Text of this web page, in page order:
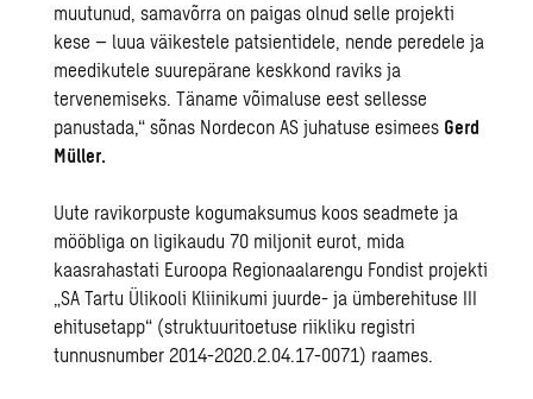
muutunud, samavõrra on paigas olnud selle projekti
kese – luua väikestele patsientidele, nende peredele ja
meedikutele suurepärane keskkond raviks ja
tervenemiseks. Täname võimaluse eest sellesse
panustada,“ sõnas Nordecon AS juhatuse esimees Gerd
Müller.
Uute ravikorpuste kogumaksumus koos seadmete ja
mööbliga on ligikaudu 70 miljonit eurot, mida
kaasrahastati Euroopa Regionaalarengu Fondist projekti
„SA Tartu Ülikooli Kliinikumi juurde- ja ümberehituse III
ehitusetapp“ (struktuuritoetuse riikliku registri
tunnusnumber 2014-2020.2.04.17-0071) raames.